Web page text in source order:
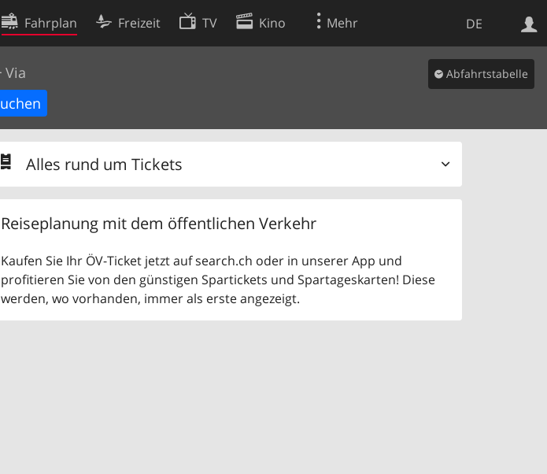
DE
Fahrplan Freizeit TV Kino Mehr
Via Abfahrtstabelle
Alles rund um Tickets
Reiseplanung mit dem öffentlichen Verkehr
Kaufen Sie Ihr ÖV-Ticket jetzt auf search.ch oder in unserer App und
profitieren Sie von den günstigen Spartickets und Spartageskarten! Diese
werden, wo vorhanden, immer als erste angezeigt.
Cookie-Einstellungen